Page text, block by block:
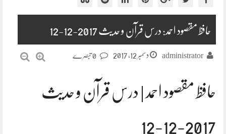
حافظ مقصود احمد: درس قرآن و حدیث 2017-12-12
administrator دسمبر 12, 2017
حافظ مقصود احمد | درس قرآن و حدیث
2017-12-12